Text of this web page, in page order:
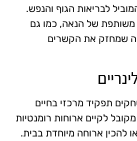
לבריאות הגוף והנפש.
משותפת של הנאה, כמו גם
שמחזק את הקשרים
תפקיד מרכזי בחיים
לקיים ארוחות רומנטיות
להכין ארוחה מיוחדת בבית.